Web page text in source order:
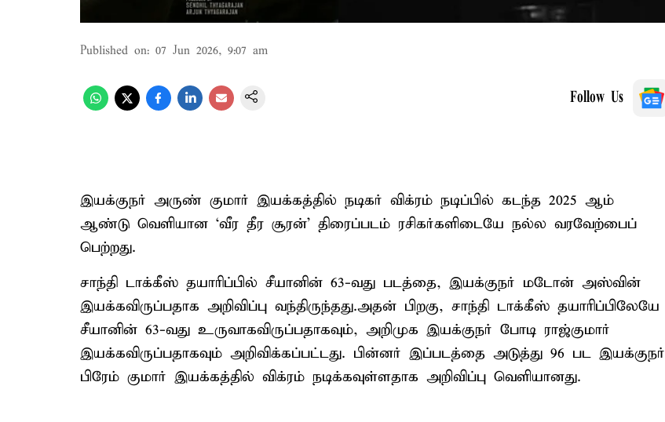
Published on: 07 Jun 2026, 9:07 am
Follow Us
இயக்குநர் அருண் குமார் இயக்கத்தில் நடிகர் விக்ரம் நடிப்பில் கடந்த 2025 ஆம்
ஆண்டு வெளியான ‘வீர தீர சூரன்’ திரைப்படம் ரசிகர்களிடையே நல்ல வரவேற்பைப்
பெற்றது.
சாந்தி டாக்கீஸ் தயாரிப்பில் சீயானின் 63-வது படத்தை, இயக்குநர் மடோன் அஸ்வின்
இயக்கவிருப்பதாக அறிவிப்பு வந்திருந்தது.அதன் பிறகு, சாந்தி டாக்கீஸ் தயாரிப்பிலேயே
சீயானின் 63-வது உருவாகவிருப்பதாகவும், அறிமுக இயக்குநர் போடி ராஜ்குமார்
இயக்கவிருப்பதாகவும் அறிவிக்கப்பட்டது. பின்னர் இப்படத்தை அடுத்து 96 பட இயக்குநர்
பிரேம் குமார் இயக்கத்தில் விக்ரம் நடிக்கவுள்ளதாக அறிவிப்பு வெளியானது.